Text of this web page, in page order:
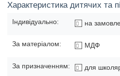
Характеристика дитячих та
Індивідуально: на
За матеріалом: МДФ
За призначенням: для